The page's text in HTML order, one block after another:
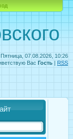
Пятница, 07.08.2026, 10:26
Вас Гость | RSS